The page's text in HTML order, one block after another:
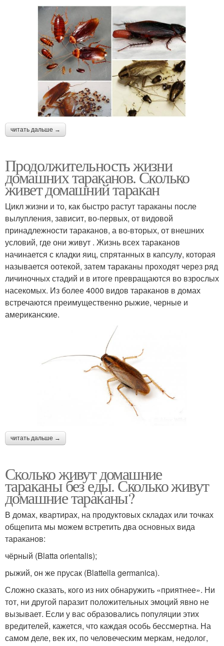
читать дальше →
Продолжительность жизни
домашних тараканов. Сколько
живет домашний таракан
Цикл жизни и то, как быстро растут тараканы после
вылупления, зависит, во-первых, от видовой
принадлежности тараканов, а во-вторых, от внешних
условий, где они живут . Жизнь всех тараканов
начинается с кладки яиц, спрятанных в капсулу, которая
называется оотекой, затем тараканы проходят через ряд
личиночных стадий и в итоге превращаются во взрослых
насекомых. Из более 4000 видов тараканов в домах
встречаются преимущественно рыжие, черные и
американские.
читать дальше →
Сколько живут домашние
тараканы без еды. Сколько живут
домашние тараканы?
В домах, квартирах, на продуктовых складах или точках
общепита мы можем встретить два основных вида
тараканов:
чёрный (Blatta orientalis);
рыжий, он же прусак (Blattella germanica).
Сложно сказать, кого из них обнаружить «приятнее». Ни
тот, ни другой паразит положительных эмоций явно не
вызывает. Если у вас образовались популяции этих
вредителей, кажется, что каждая особь бессмертна. На
самом деле, век их, по человеческим меркам, недолог,